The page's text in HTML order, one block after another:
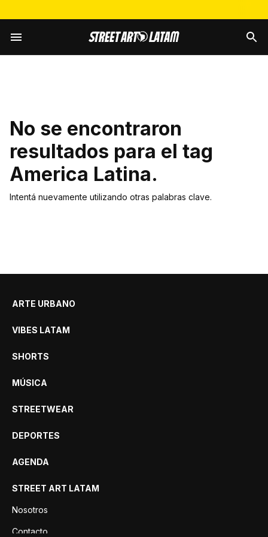
No se encontraron
resultados para el tag
America Latina.
Intentá nuevamente utilizando otras palabras clave.
ARTE URBANO
VIBES LATAM
SHORTS
MÚSICA
STREETWEAR
DEPORTES
AGENDA
STREET ART LATAM
Nosotros
Contacto